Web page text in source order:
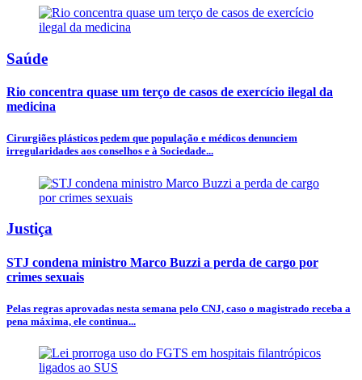
Saúde
Rio concentra quase um terço de casos de exercício ilegal da
medicina
Cirurgiões plásticos pedem que população e médicos denunciem
irregularidades aos conselhos e à Sociedade...
Justiça
STJ condena ministro Marco Buzzi a perda de cargo por
crimes sexuais
Pelas regras aprovadas nesta semana pelo CNJ, caso o magistrado receba a
pena máxima, ele continua...